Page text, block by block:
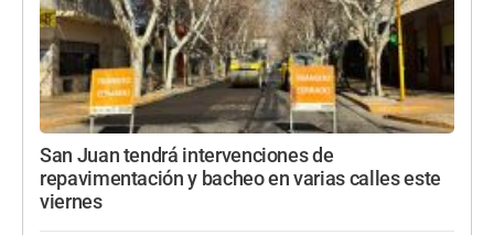
San Juan tendrá intervenciones de
repavimentación y bacheo en varias calles este
viernes